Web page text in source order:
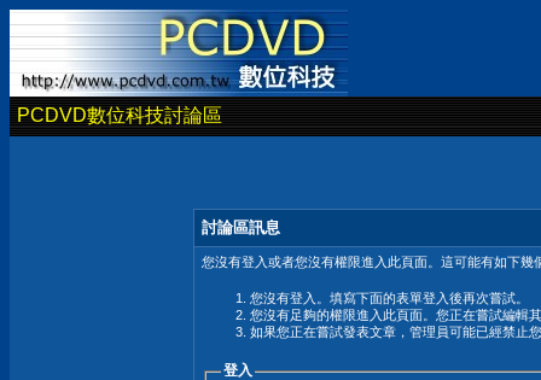
PCDVD數位科技討論區
討論區訊息
您沒有登入或者您沒有權限進入此頁面。這可能有如下幾
您沒有登入。填寫下面的表單登入後再次嘗試。
您沒有足夠的權限進入此頁面。您正在嘗試編輯
如果您正在嘗試發表文章，管理員可能已經禁止
登入